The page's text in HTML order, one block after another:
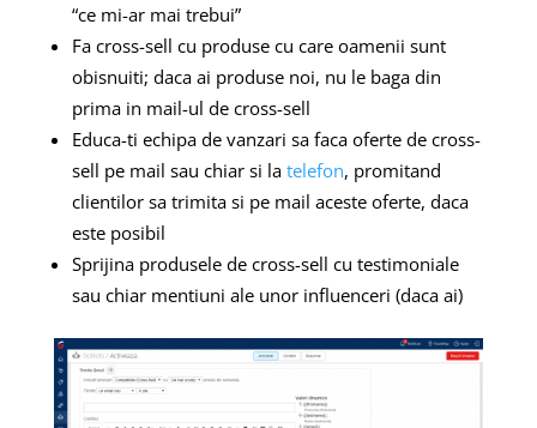
“ce mi-ar mai trebui”
Fa cross-sell cu produse cu care oamenii sunt
obisnuiti; daca ai produse noi, nu le baga din
prima in mail-ul de cross-sell
Educa-ti echipa de vanzari sa faca oferte de cross-
sell pe mail sau chiar si la telefon, promitand
clientilor sa trimita si pe mail aceste oferte, daca
este posibil
Sprijina produsele de cross-sell cu testimoniale
sau chiar mentiuni ale unor influenceri (daca ai)